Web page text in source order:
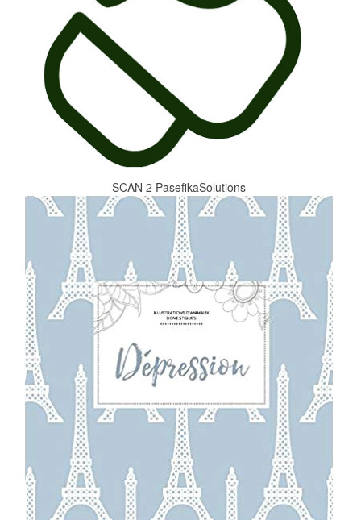
SCAN 2 PasefikaSolutions